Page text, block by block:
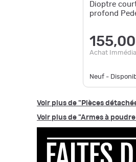
Dioptre
profond
Achat
Neuf -
Voir plus de "Pièces
Voir plus de "Armes à